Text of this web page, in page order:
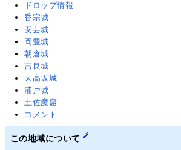
ドロップ情報
香宗城
安芸城
岡豊城
朝倉城
吉良城
大高坂城
浦戸城
土佐魔窟
コメント
この地域について